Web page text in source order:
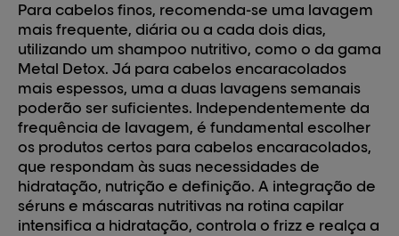
Para cabelos finos, recomenda-se uma lavagem
mais frequente, diária ou a cada dois dias,
utilizando um shampoo nutritivo, como o da gama
Metal Detox. Já para cabelos encaracolados
mais espessos, uma a duas lavagens semanais
poderão ser suficientes. Independentemente da
frequência de lavagem, é fundamental escolher
os produtos certos para cabelos encaracolados,
que respondam às suas necessidades de
hidratação, nutrição e definição. A integração de
séruns e máscaras nutritivas na rotina capilar
intensifica a hidratação, controla o frizz e realça a